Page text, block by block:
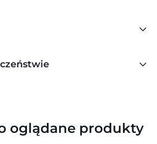
oglądane produkty